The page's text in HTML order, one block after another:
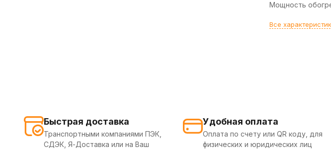
Мощность
Все
Быстрая доставка
Транспортными компаниями ПЭК,
СДЭК, Я-Доставка или на Ваш
Удобная оплата
Оплата по счету или QR коду, для
физических и юридических лиц